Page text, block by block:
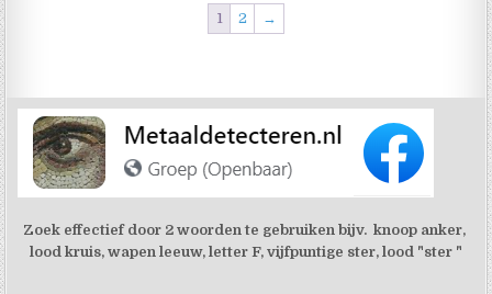
1 2 →
Zoek effectief door 2 woorden te gebruiken bijv. knoop anker,
lood kruis, wapen leeuw, letter F, vijfpuntige ster, lood "ster "